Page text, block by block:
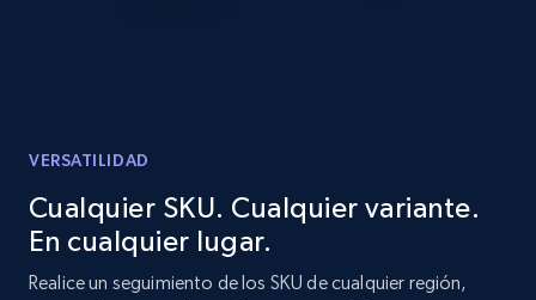
Etsy - Collect data on products using
specified keywords
VERSATILIDAD
Cualquier SKU. Cualquier variante.
En cualquier lugar.
Realice un seguimiento de los SKU de cualquier región,